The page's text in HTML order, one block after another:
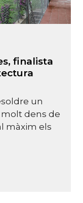
finalista
un
dens de
màxim els